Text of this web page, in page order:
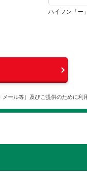
ハイフン「ー
ール等）及びご提供のために利